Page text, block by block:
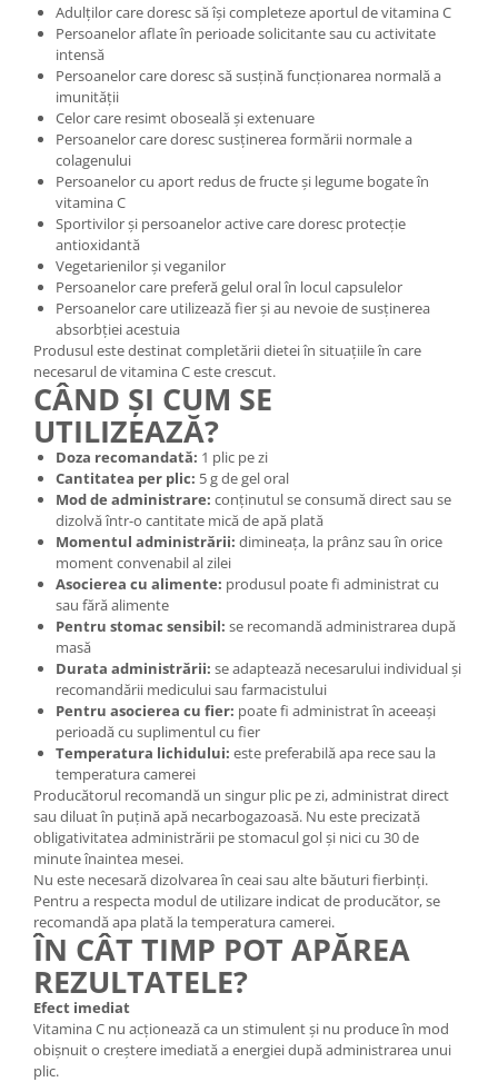
Adulților care doresc să își completeze aportul de vitamina C
Persoanelor aflate în perioade solicitante sau cu activitate
intensă
Persoanelor care doresc să susțină funcționarea normală a
imunității
Celor care resimt oboseală și extenuare
Persoanelor care doresc susținerea formării normale a
colagenului
Persoanelor cu aport redus de fructe și legume bogate în
vitamina C
Sportivilor și persoanelor active care doresc protecție
antioxidantă
Vegetarienilor și veganilor
Persoanelor care preferă gelul oral în locul capsulelor
Persoanelor care utilizează fier și au nevoie de susținerea
absorbției acestuia
Produsul este destinat completării dietei în situațiile în care
necesarul de vitamina C este crescut.
CÂND ȘI CUM SE
UTILIZEAZĂ?
Doza recomandată: 1 plic pe zi
Cantitatea per plic: 5 g de gel oral
Mod de administrare: conținutul se consumă direct sau se
dizolvă într-o cantitate mică de apă plată
Momentul administrării: dimineața, la prânz sau în orice
moment convenabil al zilei
Asocierea cu alimente: produsul poate fi administrat cu
sau fără alimente
Pentru stomac sensibil: se recomandă administrarea după
masă
Durata administrării: se adaptează necesarului individual și
recomandării medicului sau farmacistului
Pentru asocierea cu fier: poate fi administrat în aceeași
perioadă cu suplimentul cu fier
Temperatura lichidului: este preferabilă apa rece sau la
temperatura camerei
Producătorul recomandă un singur plic pe zi, administrat direct
sau diluat în puțină apă necarbogazoasă. Nu este precizată
obligativitatea administrării pe stomacul gol și nici cu 30 de
minute înaintea mesei.
Nu este necesară dizolvarea în ceai sau alte băuturi fierbinți.
Pentru a respecta modul de utilizare indicat de producător, se
recomandă apa plată la temperatura camerei.
ÎN CÂT TIMP POT APĂREA
REZULTATELE?
Efect imediat
Vitamina C nu acționează ca un stimulent și nu produce în mod
obișnuit o creștere imediată a energiei după administrarea unui
plic.